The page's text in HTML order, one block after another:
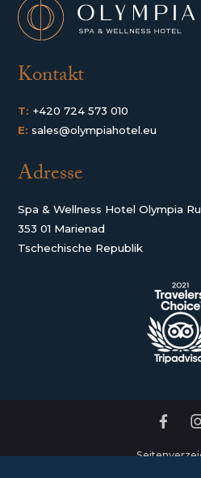
Kontakt
T: +420 724 573 010
E: sales@olympiahotel.eu
Adresse
Spa & Wellness Hotel Olympia
353 01 Marienad
Tschechische Republik